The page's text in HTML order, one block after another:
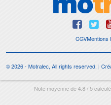
CGVMentions
© 2026 - Motralec, All rights reserved. |
Note moyenne de4.8/5